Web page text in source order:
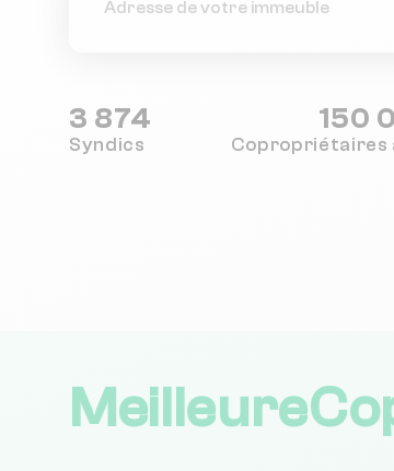
3 874
Syndics
150
Copropriétaires